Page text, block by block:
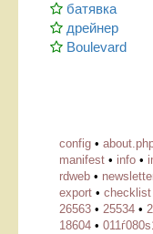
батявка
дрейнер
Boulevard
config •
manifest • info •
rdweb •
export • checklist
26563 • 25534 •
18604 •